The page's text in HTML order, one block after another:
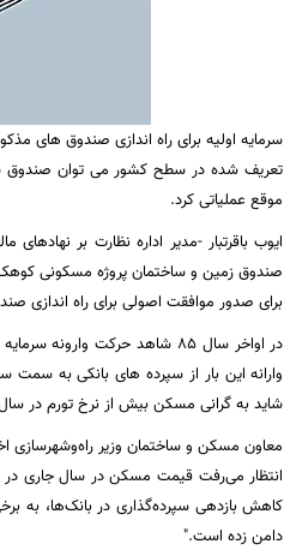
تعریف شده در سطح کشور می توان صندوق
موقع عملیاتی کرد.
ایوب باقرتبار -مدیر اداره نظارت بر
برای صدور موافقت اصولی برای راه اندازی
در اواخر سال 85 شاهد حرکت
وارانه این بار از سپرده های بانکی به
شاید به گرانی مسکن بیش از نرخ تورم در سال 93 منجر
معاون مسکن و ساختمان وزیر راه‌وشهرسازی
کاهش بازدهی سپرده‌گذاری در بانک‌ها، به
دامن زده است."